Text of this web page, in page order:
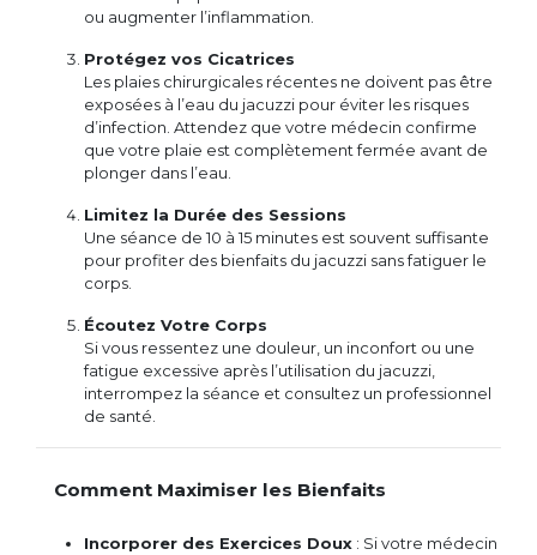
ou augmenter l’inflammation.
Protégez vos Cicatrices
Les plaies chirurgicales récentes ne doivent pas être
exposées à l’eau du jacuzzi pour éviter les risques
d’infection. Attendez que votre médecin confirme
que votre plaie est complètement fermée avant de
plonger dans l’eau.
Limitez la Durée des Sessions
Une séance de 10 à 15 minutes est souvent suffisante
pour profiter des bienfaits du jacuzzi sans fatiguer le
corps.
Écoutez Votre Corps
Si vous ressentez une douleur, un inconfort ou une
fatigue excessive après l’utilisation du jacuzzi,
interrompez la séance et consultez un professionnel
de santé.
Comment Maximiser les Bienfaits
Incorporer des Exercices Doux : Si votre médecin